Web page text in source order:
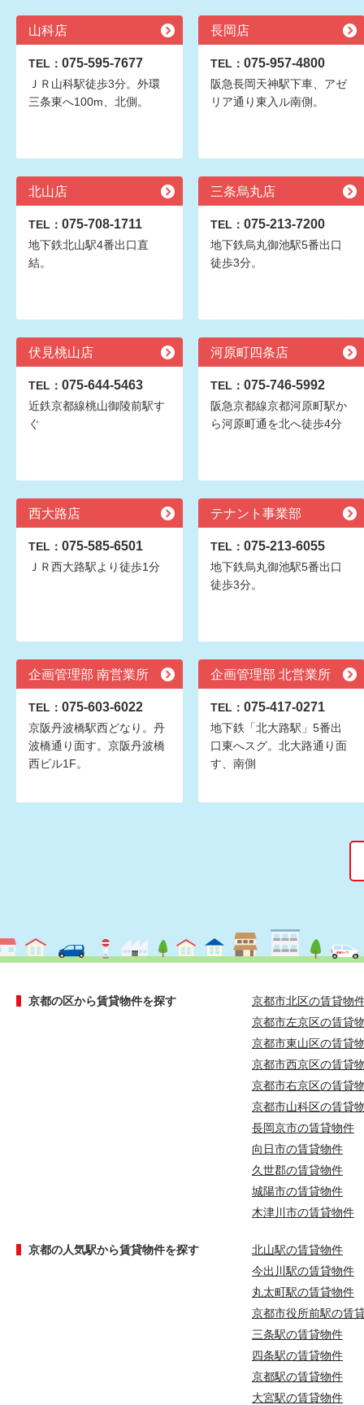
山科店
TEL： 075-595-7677
ＪＲ山科駅徒歩3分。外環
三条東へ100m、北側。
長岡店
TEL： 075-957-4800
阪急長岡天神駅下車、アゼ
リア通り東入ル南側。
北山店
TEL： 075-708-1711
地下鉄北山駅4番出口直
結。
三条烏丸店
TEL： 075-213-7200
地下鉄烏丸御池駅5番出口
徒歩3分。
伏見桃山店
TEL： 075-644-5463
近鉄京都線桃山御陵前駅す
ぐ
河原町四条店
TEL： 075-746-5992
阪急京都線京都河原町駅か
ら河原町通を北へ徒歩4分
西大路店
TEL： 075-585-6501
ＪＲ西大路駅より徒歩1分
テナント事業部
TEL： 075-213-6055
地下鉄烏丸御池駅5番出口
徒歩3分。
企画管理部 南営業所
TEL： 075-603-6022
京阪丹波橋駅西どなり。丹
波橋通り面す。京阪丹波橋
西ビル1F。
企画管理部 北営業所
TEL： 075-417-0271
地下鉄「北大路駅」5番出
口東へスグ。北大路通り面
す、南側
京都の区から賃貸物件を探す
京都市北区の賃貸物
京都市左京区の賃貸
京都市東山区の賃貸
京都市西京区の賃貸
京都市右京区の賃貸
京都市山科区の賃貸
長岡京市の賃貸物件
向日市の賃貸物件
久世郡の賃貸物件
城陽市の賃貸物件
木津川市の賃貸物件
京都の人気駅から賃貸物件を探す
北山駅の賃貸物件
今出川駅の賃貸物件
丸太町駅の賃貸物件
京都市役所前駅の賃
三条駅の賃貸物件
四条駅の賃貸物件
京都駅の賃貸物件
大宮駅の賃貸物件